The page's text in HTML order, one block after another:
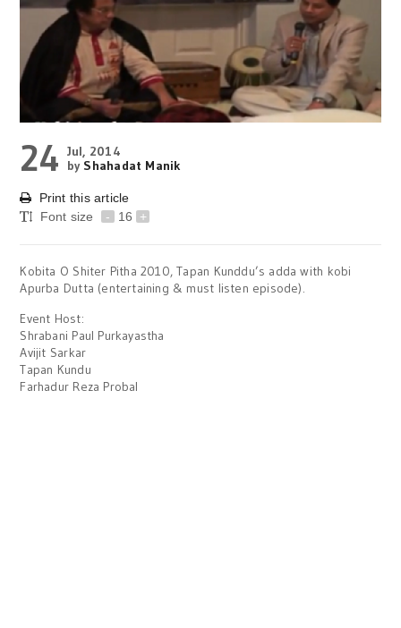
24 Jul, 2014
by Shahadat Manik
Print this article
Font size
- 16 +
Kobita O Shiter Pitha 2010, Tapan Kunddu’s adda with kobi
Apurba Dutta (entertaining & must listen episode).
Event Host:
Shrabani Paul Purkayastha
Avijit Sarkar
Tapan Kundu
Farhadur Reza Probal